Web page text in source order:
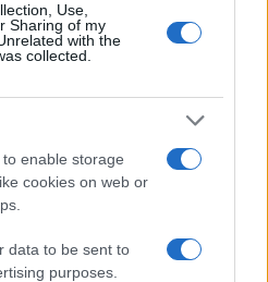
Use,
Sharing of my
with the
collected.
enable storage
cookies on web or
data to be sent to
purposes.